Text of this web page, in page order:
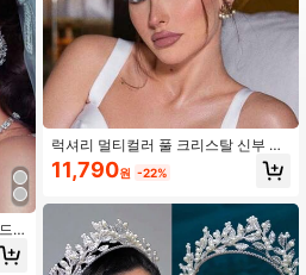
,
럭셔리 멀티컬러 풀 크리스탈 신부 헤
어밴드, 여성용 압박 헤어 후프 크라
운, 웨딩 생일 파티 뷰티 페이지언트
11,790원 -22%